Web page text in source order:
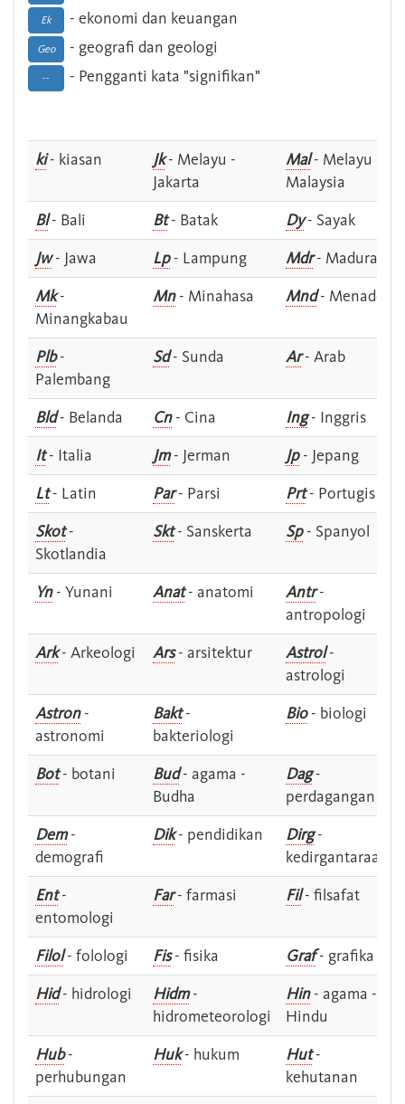
Ek - ekonomi dan keuangan
Geo - geografi dan geologi
-- - Pengganti kata "signifikan"
ki- kiasan Jk- Melayu -
Jakarta
Mal- Melayu -
Malaysia
Bl- Bali Bt- Batak Dy- Sayak
Jw- Jawa Lp- Lampung Mdr- Madura
Mk-
Minangkabau
Mn- Minahasa Mnd- Menado
Plb-
Palembang
Sd- Sunda Ar- Arab
Bld- Belanda Cn- Cina Ing- Inggris
It- Italia Jm- Jerman Jp- Jepang
Lt- Latin Par- Parsi Prt- Portugis
Skot-
Skotlandia
Skt- Sanskerta Sp- Spanyol
Yn- Yunani Anat- anatomi Antr-
antropologi
Ark- Arkeologi Ars- arsitektur Astrol-
astrologi
Astron-
astronomi
Bakt-
bakteriologi
Bio- biologi
Bot- botani Bud- agama -
Budha
Dag-
perdagangan
Dem-
demografi
Dik- pendidikan Dirg-
kedirgantaraan
Ent-
entomologi
Far- farmasi Fil- filsafat
Filol- folologi Fis- fisika Graf- grafika
Hid- hidrologi Hidm-
hidrometeorologi
Hin- agama -
Hindu
Hub-
perhubungan
Huk- hukum Hut-
kehutanan